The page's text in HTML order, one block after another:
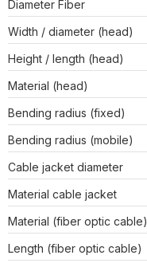
Diameter Fiber
Width / diameter (head)
Height / length (head)
Material (head)
Bending radius (fixed)
Bending radius (mobile)
Cable jacket diameter
Material cable jacket
Material (fiber optic cable)
Length (fiber optic cable)